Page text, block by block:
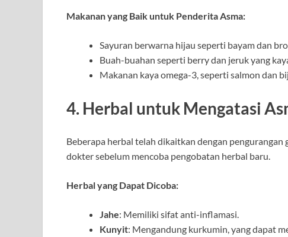
Makanan yang Baik untuk Penderita Asma:
Sayuran berwarna hijau seperti bayam dan
Buah-buahan seperti berry dan jeruk yang
Makanan kaya omega-3, seperti salmon dan
4. Herbal untuk Mengatasi
Beberapa herbal telah dikaitkan dengan pengurangan
dokter sebelum mencoba pengobatan herbal baru.
Herbal yang Dapat Dicoba:
Jahe: Memiliki sifat anti-inflamasi.
Kunyit: Mengandung kurkumin, yang dapat